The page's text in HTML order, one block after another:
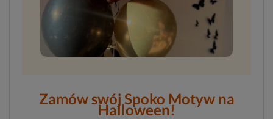
Zamów swój Spoko Motyw na
Halloween!